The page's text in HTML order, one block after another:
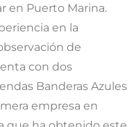
en Puerto Marina.
en la
de
con dos
Banderas Azules
empresa en